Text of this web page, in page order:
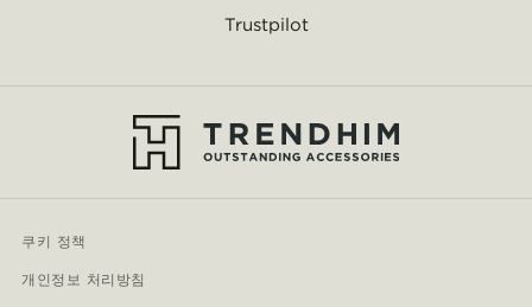
Trustpilot
쿠키 정책
개인정보 처리방침